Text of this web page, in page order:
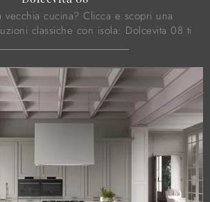
vecchia cucina? Clicca e scopri una
classiche con isola: Dolcevita 08 ti